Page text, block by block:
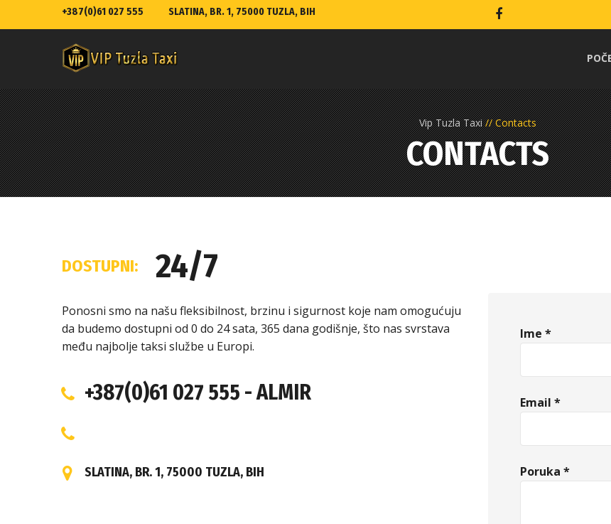
+387(0)61 027 555 SLATINA, BR. 1, 75000 TUZLA, BIH
Vip Tuzla Taxi Contacts
CONTACTS
DOSTUPNI: 24/7
Ponosni smo na našu fleksibilnost, brzinu i sigurnost koje nam omogućuju
da budemo dostupni od 0 do 24 sata, 365 dana godišnje, što nas svrstava
među najbolje taksi službe u Europi.
+387(0)61 027 555 - ALMIR
SLATINA, BR. 1, 75000 TUZLA, BIH
Ime *
Email *
Poruka *